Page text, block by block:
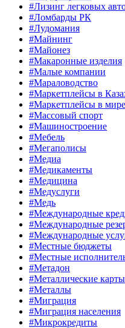
#Лизинг легковых
#Ломбарды РК
#Лудомания
#Майнинг
#Майонез
#Макаронные изделия
#Малые компании
#Мараловодство
#Маркетплейсы в
#Маркетплейсы в мире
#Массовый спорт
#Машиностроение
#Мебель
#Мегаполисы
#Медиа
#Медикаменты
#Медицина
#Медуслуги
#Медь
#Международные
#Международные
#Международные
#Местные бюджеты
#Местные
#Метадон
#Металлические карты
#Металлы
#Миграция
#Миграция населения
#Микрокредиты